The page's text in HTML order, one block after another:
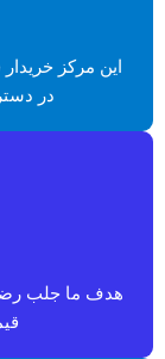
این مرکز
در
هدف ما جلب